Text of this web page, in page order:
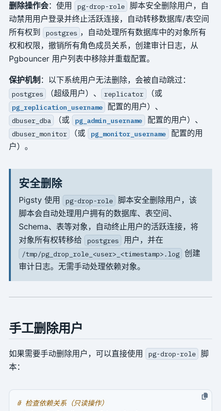
删除操作会：使用 pg-drop-role
脚本安全删除用户，自
动禁用用户登录并终止活跃连接，自动转移数据库/表空间
所有权到
postgres ，自动处理所有数据库中的对象所有
权和权限，撤销所有角色成员关系，创建审计日志，从
Pgbouncer 用户列表中移除并重载配置。
保护机制 ：以下系统用户无法删除，会被自动跳过：
postgres （超级用户）、 replicator （或
pg_replication_username 配置的用户）、
dbuser_dba （或 pg_admin_username 配置的用户）、
dbuser_monitor （或 pg_monitor_username
配置的用
户）。
安全删除
Pigsty 使用 pg-drop-role
脚本安全删除用户，该
脚本会自动处理用户拥有的数据库、表空间、
Schema、表等对象，自动终止用户的活跃连接，将
对象所有权转移给
postgres 用户，并在
/tmp/pg_drop_role_<user>_<timestamp>.log 创建
审计日志。无需手动处理依赖对象。
手工删除用户
如果需要手动删除用户，可以直接使用 pg-drop-role
脚
本：
# 检查依赖关系（只读操作）